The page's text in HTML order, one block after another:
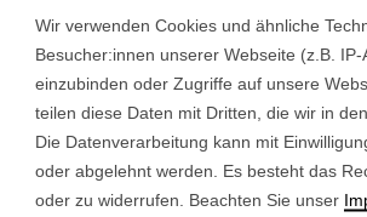
Es sind nur 2 Pole belegt (+ rot/-
bleibt ungenutzt.
Die Ausführung ist vormontiert und es
Wir verwenden Cookies und ähnliche
Besucher:innen unserer Webseite (z.B.
einzubinden oder Zugriffe auf unsere
teilen diese Daten mit Dritten, die wir in
Die Datenverarbeitung kann mit
oder abgelehnt werden. Es besteht das
oder zu widerrufen. Beachten Sie unser